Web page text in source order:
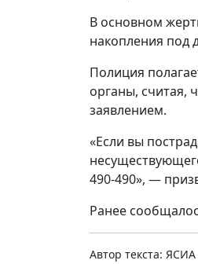
В основном
накопления под
Полиция
органы, считая,
заявлением.
«Если вы
490-490», —
Ранее
Автор текста: ЯСИА